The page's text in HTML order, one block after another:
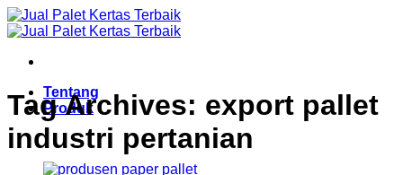
Skip
to
Tentang
Produk
Tag Archives: export pallet
industri pertanian